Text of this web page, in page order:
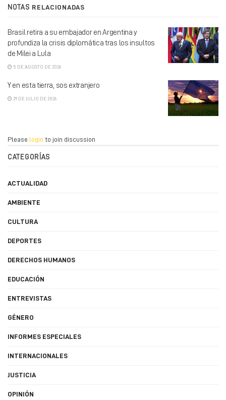
NOTAS RELACIONADAS
Brasil retira a su embajador en Argentina y
profundiza la crisis diplomática tras los insultos
de Milei a Lula
5 DE AGOSTO DE 2026
Y en esta tierra, sos extranjero
29 DE JULIO DE 2026
Please login to join discussion
CATEGORÍAS
ACTUALIDAD
AMBIENTE
CULTURA
DEPORTES
DERECHOS HUMANOS
EDUCACIÓN
ENTREVISTAS
GÉNERO
INFORMES ESPECIALES
INTERNACIONALES
JUSTICIA
OPINIÓN